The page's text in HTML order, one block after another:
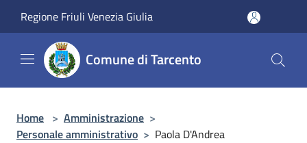
Regione Friuli Venezia Giulia
Comune di Tarcento
Home > Amministrazione >
Personale amministrativo > Paola D'Andrea